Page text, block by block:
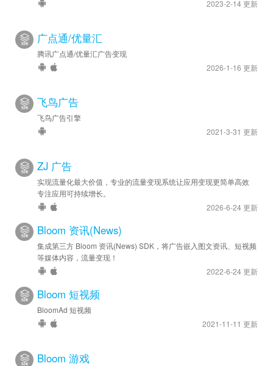
2023-2-14 更新
广点通/优量汇
腾讯广点通/优量汇广告变现
2026-1-16 更新
飞鸟广告
飞鸟广告引擎
2021-3-31 更新
ZJ 广告
实现流量化最大价值，专业的流量变现系统让应用变现更简单高效
专注应用可持续增长。
2026-6-24 更新
Bloom 资讯(News)
集成第三方 Bloom 资讯(News) SDK，将广告嵌入图文资讯、短视频
等媒体内容，流量变现！
2022-6-24 更新
Bloom 短视频
BloomAd 短视频
2021-11-11 更新
Bloom 游戏